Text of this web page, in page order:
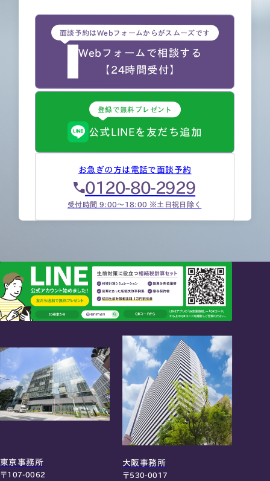
面談予約はWebフォームからがスムーズです
Webフォームで相談する
【24時間受付】
登録で無料プレゼント
公式LINEを友だち追加
お急ぎの方は電話で面談予約
0120-80-2929
受付時間 9:00～18:00 ※土日祝日除く
東京事務所
〒107-0062
大阪事務所
〒530-0017